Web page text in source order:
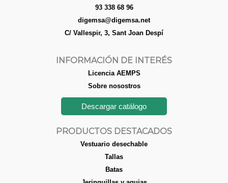
93 338 68 96
digemsa@digemsa.net
C/ Vallespir, 3, Sant Joan Despí
INFORMACIÓN DE INTERÉS
Licencia AEMPS
Sobre nosostros
Descargar catálogo
PRODUCTOS DESTACADOS
Vestuario desechable
Tallas
Batas